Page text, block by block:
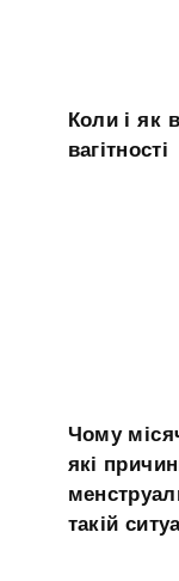
Коли і як
вагітності
Чому
які
такій